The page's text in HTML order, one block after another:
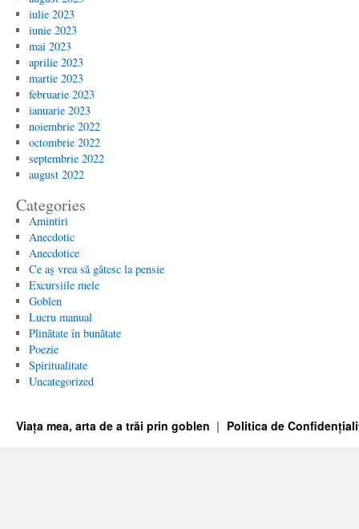
iulie 2023
iunie 2023
mai 2023
aprilie 2023
martie 2023
februarie 2023
ianuarie 2023
noiembrie 2022
octombrie 2022
septembrie 2022
august 2022
Categories
Amintiri
Anecdotic
Anecdotice
Ce aș vrea să gătesc la pensie
Excursiile mele
Goblen
Lucru manual
Plinătate în bunătate
Poezie
Spiritualitate
Uncategorized
Viața mea, arta de a trăi prin goblen Politica de